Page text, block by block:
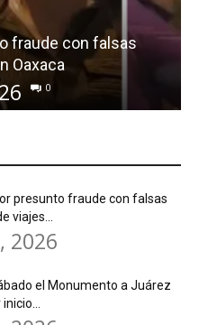
fraude con falsas
Oaxaca
0
presunto fraude con falsas
viajes...
2026
el Monumento a Juárez